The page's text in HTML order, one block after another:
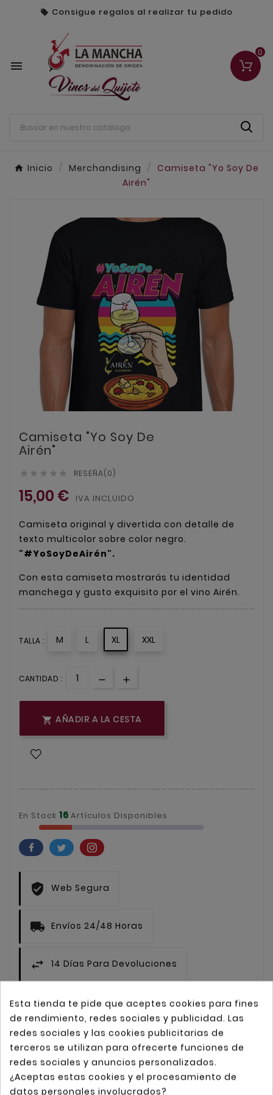
 Consigue regalos al realizar tu pedido

0
Inicio Merchandising
Camiseta "Yo Soy De
Airén"
Camiseta "Yo Soy De
Airén"
     RESEÑA(0)
15,00 € IVA INCLUIDO
Camiseta original y divertida con detalle de
texto multicolor sobre color negro.
"#YoSoyDeAirén".
Con esta camiseta mostrarás tu identidad
manchega y gusto exquisito por el vino Airén.
TALLA : M L XL XXL
CANTIDAD :
 AÑADIR A LA CESTA
En Stock 16 Artículos Disponibles
Web Segura
Envíos 24/48 Horas
14 Días Para Devoluciones
Descripción
Detalles del producto
Esta tienda te pide que aceptes cookies para fines
de rendimiento, redes sociales y publicidad. Las
redes sociales y las cookies publicitarias de
terceros se utilizan para ofrecerte funciones de
redes sociales y anuncios personalizados.
¿Aceptas estas cookies y el procesamiento de
datos personales involucrados?